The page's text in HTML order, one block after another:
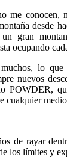
me conocen,
desde
gran
ocupando
lo que
nuevos
POWDER,
cualquier
de rayar
los límites y